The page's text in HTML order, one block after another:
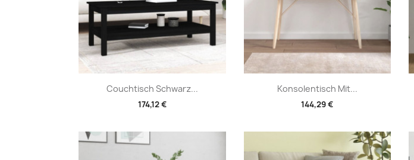
Couchtisch Schwarz...
174,12 €
Vorschau Konsolentisch Mit...
144,29 €
Vorschau